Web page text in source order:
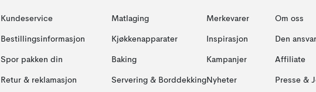
Kundeservice
Bestillingsinformasjon
Spor pakken din
Retur & reklamasjon
Matlaging
Kjøkkenapparater
Baking
Servering & Borddekking
Merkevarer
Inspirasjon
Kampanjer
Nyheter
Om oss
Den
Affiliate
Presse &